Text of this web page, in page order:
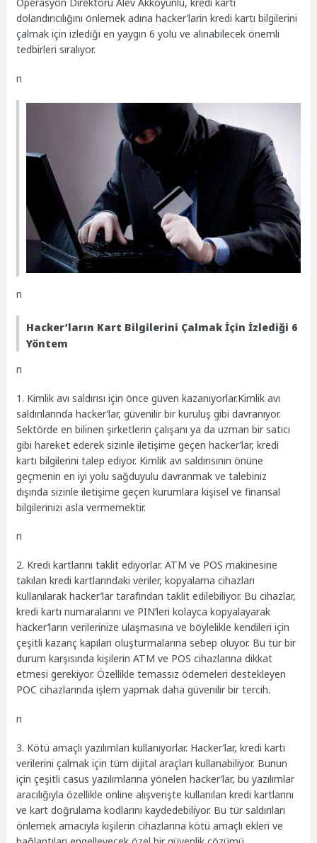
dolandırıcılığını önlemek adına hacker’larin kredi kartı bilgilerini
çalmak için izlediği en yaygın 6 yolu ve alınabilecek önemli
tedbirleri sıralıyor.
n
n
Hacker’ların Kart Bilgilerini Çalmak İçin İzlediği 6
Yöntem
n
1. Kimlik avı saldırısı için önce güven kazanıyorlar.Kimlik avı
saldırılarında hacker’lar, güvenilir bir kuruluş gibi davranıyor.
Sektörde en bilinen şirketlerin çalışanı ya da uzman bir satıcı
gibi hareket ederek sizinle iletişime geçen hacker’lar, kredi
kartı bilgilerini talep ediyor. Kimlik avı saldırısının önüne
geçmenin en iyi yolu sağduyulu davranmak ve talebiniz
dışında sizinle iletişime geçen kurumlara kişisel ve finansal
bilgilerinizi asla vermemektir.
n
2. Kredi kartlarını taklit ediyorlar. ATM ve POS makinesine
takılan kredi kartlarındaki veriler, kopyalama cihazları
kullanılarak hacker’lar tarafından taklit edilebiliyor. Bu cihazlar,
kredi kartı numaralarını ve PIN’leri kolayca kopyalayarak
hacker’ların verilerinize ulaşmasına ve böylelikle kendileri için
çeşitli kazanç kapıları oluşturmalarına sebep oluyor. Bu tür bir
durum karşısında kişilerin ATM ve POS cihazlarına dikkat
etmesi gerekiyor. Özellikle temassız ödemeleri destekleyen
POC cihazlarında işlem yapmak daha güvenilir bir tercih.
n
3. Kötü amaçlı yazılımları kullanıyorlar. Hacker’lar, kredi kartı
verilerini çalmak için tüm dijital araçları kullanabiliyor. Bunun
için çeşitli casus yazılımlarına yönelen hacker’lar, bu yazılımlar
aracılığıyla özellikle online alışverişte kullanılan kredi kartlarını
ve kart doğrulama kodlarını kaydedebiliyor. Bu tür saldırıları
önlemek amacıyla kişilerin cihazlarına kötü amaçlı ekleri ve